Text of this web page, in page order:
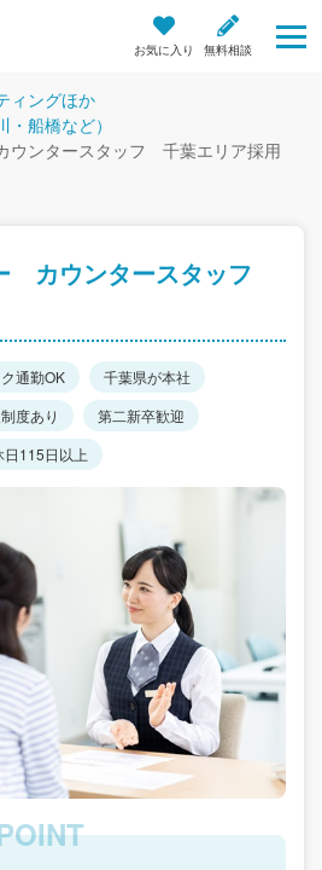
お気に入り 無料相談
ィングほか
船橋など）
ウンタースタッフ 千葉エリア採用
カウンタースタッフ
通勤OK
千葉県が本社
度あり
第二新卒歓迎
日115日以上